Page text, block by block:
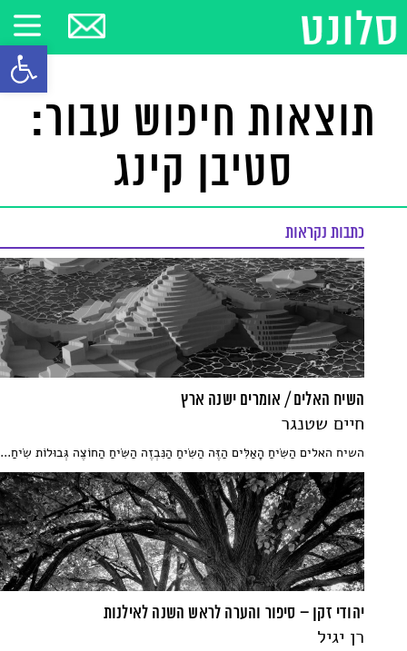
פתח
תוצאות חיפוש עבור:
סטיבן קינג
כתבות נקראות
השיח האלים / אומרים ישנה ארץ
חיים שטנגר
השיח האלים הַשִּׂיחַ הָאַלִּים הַזֶּה הַשִּׂיחַ הַנִּבְזֶה הַשִּׂיחַ הַחוֹצֶה גְּבוּלוֹת שִׂיחַ...
יהודי זקן – סיפור והערה לראש השנה לאילנות
רן יגיל